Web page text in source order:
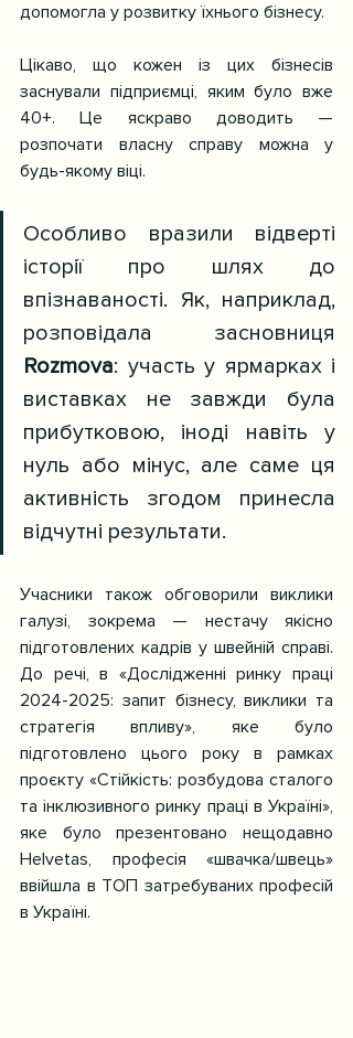
допомогла у розвитку їхнього бізнесу.
Цікаво, що кожен із цих бізнесів
заснували підприємці, яким було вже
40+. Це яскраво доводить —
розпочати власну справу можна у
будь-якому віці.
Особливо вразили відверті
історії про шлях до
впізнаваності. Як, наприклад,
Rozmova: участь у ярмарках і
виставках не завжди була
прибутковою, іноді навіть у
нуль або мінус, але саме ця
активність згодом принесла
відчутні результати.
Учасники також обговорили виклики
галузі, зокрема — нестачу якісно
підготовлених кадрів у швейній справі.
До речі, в «Дослідженні ринку праці
2024-2025: запит бізнесу, виклики та
стратегія впливу», яке було
підготовлено цього року в рамках
проєкту «Стійкість: розбудова сталого
та інклюзивного ринку праці в Україні»,
яке було презентовано нещодавно
Helvetas, професія «швачка/швець»
ввійшла в ТОП затребуваних професій
в Україні.